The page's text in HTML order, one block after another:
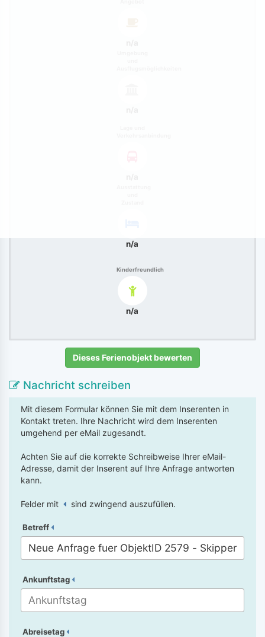
n/a
Kinderfreundlich
n/a
Dieses Ferienobjekt bewerten
Nachricht schreiben
Mit diesem Formular können Sie mit dem Inserenten in
Kontakt treten. Ihre Nachricht wird dem Inserenten
umgehend per eMail zugesandt.
Achten Sie auf die korrekte Schreibweise Ihrer eMail-
Adresse, damit der Inserent auf Ihre Anfrage antworten
kann.
Felder mit sind zwingend auszufüllen.
Betreff
Ankunftstag
Abreisetag